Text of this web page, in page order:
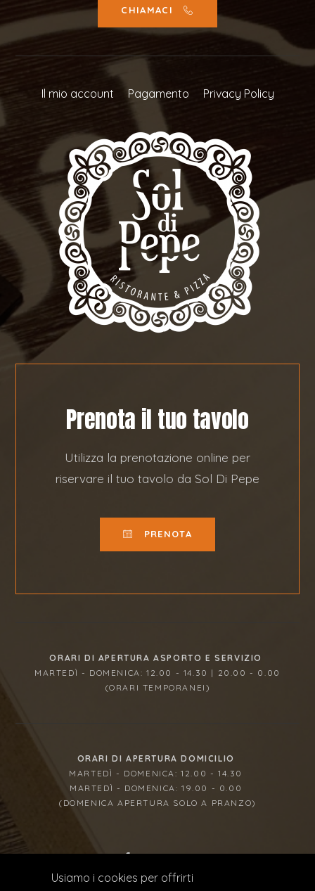
Usiamo i cookies per offrirti
CHIAMACI
Il mio account Pagamento Privacy Policy
Prenota il tuo tavolo
Utilizza la prenotazione online per
riservare il tuo tavolo da Sol Di Pepe
PRENOTA
ORARI DI APERTURA ASPORTO E SERVIZIO
MARTEDÌ - DOMENICA: 12.00 - 14.30 | 20.00 - 0.00
(ORARI TEMPORANEI)
ORARI DI APERTURA DOMICILIO
MARTEDÌ - DOMENICA: 12.00 - 14.30
MARTEDÌ - DOMENICA: 19.00 - 0.00
(DOMENICA APERTURA SOLO A PRANZO)